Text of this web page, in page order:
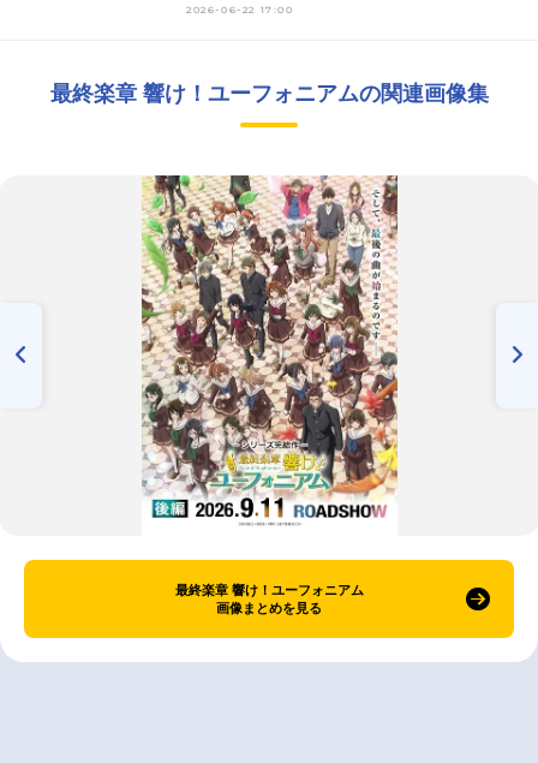
2026-06-22 17:00
最終楽章 響け！ユーフォニアムの関連画像集
最終楽章 響け！ユーフォニアム
画像まとめを見る